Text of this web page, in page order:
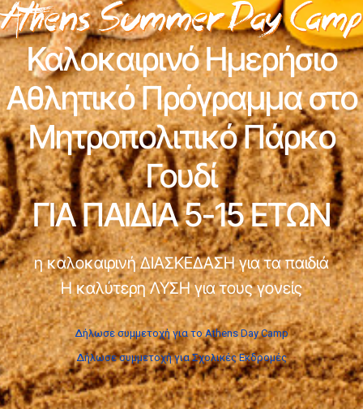
Καλοκαιρινό Ημερήσιο
Αθλητικό Πρόγραμμα στο
Μητροπολιτικό Πάρκο
Γουδί
ΓΙΑ ΠΑΙΔΙΑ 5-15 ΕΤΩΝ
η καλοκαιρινή ΔΙΑΣΚΕΔΑΣΗ για τα παιδιά
Η καλύτερη ΛΥΣΗ για τους γονείς
Δήλωσε συμμετοχή για το Athens Day Camp
Δήλωσε συμμετοχή για Σχολικές Εκδρομές